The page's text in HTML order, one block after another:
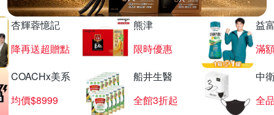
杏輝蓉憶記
降再送超贈點
熊津
限時優惠
益
滿
COACHx美系
均價$8999
船井生醫
全館3折起
中
全